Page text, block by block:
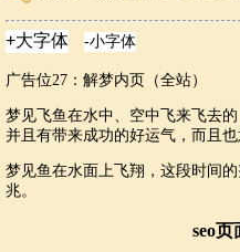
广告位27：解梦内页（全站）
梦见飞鱼在水中、空中飞来飞去
并且有带来成功的好运气，而且也
梦见鱼在水面上飞翔，这段时间
兆。
seo